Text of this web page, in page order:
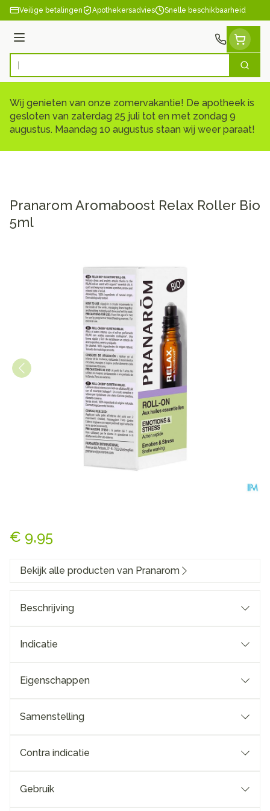
Ga naar de inhoud
Veilige betalingen Apothekersadvies Snelle beschikbaarheid
Menu
Product, merk, categorie... Zoek
Wij genieten van onze zomervakantie! De apotheek is
gesloten van zaterdag 25 juli tot en met zondag 9
augustus. Maandag 10 augustus staan wij weer paraat!
Pranarom Aromaboost Relax Roller Bio
5ml
€ 9,95
Bekijk alle producten van Pranarom
Beschrijving
Indicatie
Eigenschappen
Samenstelling
Contra indicatie
Gebruik